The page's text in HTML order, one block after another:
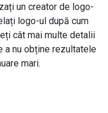
un creator de logo-
logo-ul după cum
cât mai multe detalii
a nu obține rezultatele
mari.